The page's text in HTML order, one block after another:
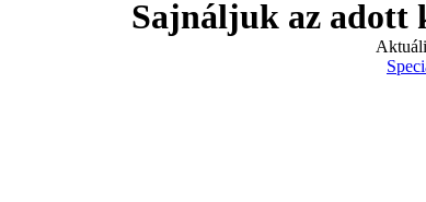
Sajnáljuk az adott